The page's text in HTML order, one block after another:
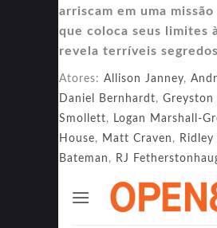
arriscam em uma
que coloca seus limites
revela terríveis
Atores: Allison Janney,
Daniel Bernhardt,
Smollett, Logan Marshall-
House, Matt Craven , Ridley
Bateman , RJ